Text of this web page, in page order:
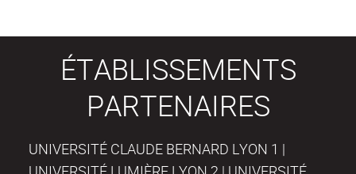
ÉTABLISSEMENTS
PARTENAIRES
UNIVERSITÉ CLAUDE BERNARD LYON 1 |